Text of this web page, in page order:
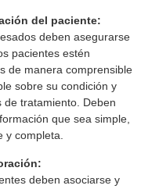
del paciente:
deben asegurarse
pacientes estén
de manera comprensible
sobre su condición y
de tratamiento. Deben
que sea simple,
y completa.
deben asociarse y